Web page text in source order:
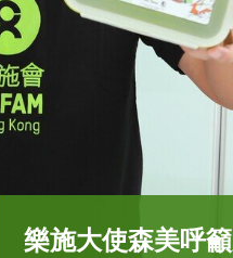
樂施大使森美呼
JW王灝兒已經網
樂施大使小肥多
酒店達人 Jeffery
慧敏哥Vivian最
樂施大使森美、
環保餐盒每個售